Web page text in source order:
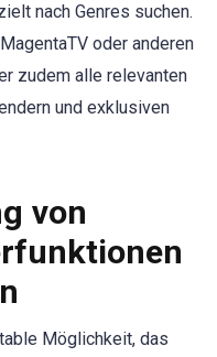
nach Genres suchen.
oder anderen
zudem alle relevanten
und exklusiven
von
Möglichkeit, das